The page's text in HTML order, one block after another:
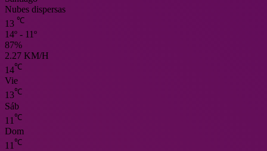
Nubes dispersas
13 ℃
14º - 11º
87%
2.27 KM/H
14℃
Vie
13℃
Sáb
11 ℃
Dom
11 ℃